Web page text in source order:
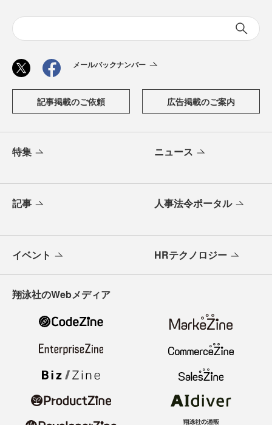
メールバックナンバー
記事掲載のご依頼 広告掲載のご案内
特集 ニュース
記事 人事法令ポータル
イベント HRテクノロジー
翔泳社のWebメディア